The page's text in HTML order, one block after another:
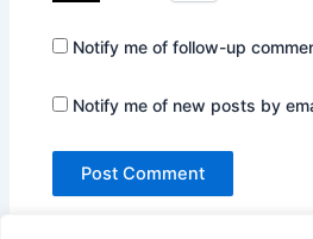
Notify me of follow-up
Notify me of new posts by